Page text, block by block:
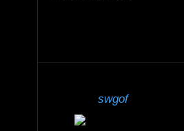
swgof